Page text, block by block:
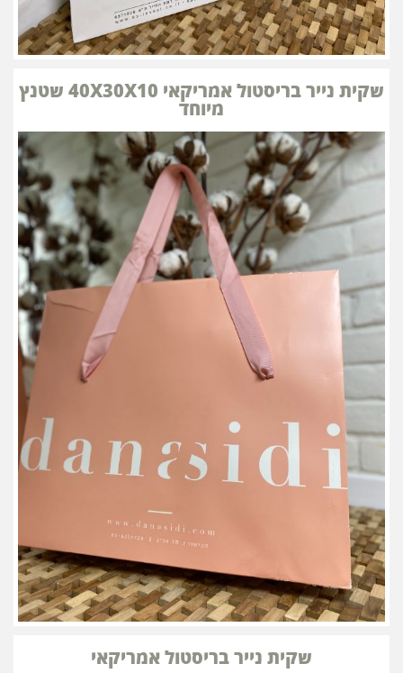
שקית נייר בריסטול אמריקאי 40X30X10 שטנץ
מיוחד
שקית נייר בריסטול אמריקאי